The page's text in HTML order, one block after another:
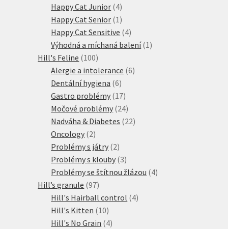
Happy Cat Junior 44
produkty
Happy Cat Senior 1 1
produkt
Happy Cat Sensitive 44
produkty
Výhodná a míchaná balení 1 1
Hill's Feline 100100
produktů
Alergie a intolerance 66
Dentální hygiena 66
produktů
Gastro problémy 1717
produktů
Močové problémy 2424
produktů
Nadváha & Diabetes 2222
Oncology 22
produkty
Problémy s játry 22
produkty
Problémy s klouby 33
produkty
Problémy se štítnou žlázou 44
Hill’s granule 9797
produktů
Hill's Hairball control 44
Hill's Kitten 1010
produktů
Hill's No Grain 44